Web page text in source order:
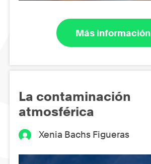
Más información
La contaminación
atmosférica
Xenia Bachs Figueras